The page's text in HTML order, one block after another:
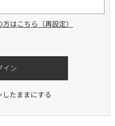
はこちら（再設定）
したままにする